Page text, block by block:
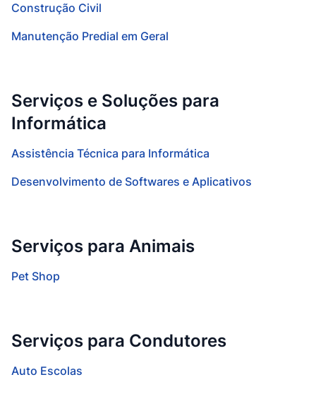
Construção Civil
Manutenção Predial em Geral
Serviços e Soluções para
Informática
Assistência Técnica para Informática
Desenvolvimento de Softwares e Aplicativos
Serviços para Animais
Pet Shop
Serviços para Condutores
Auto Escolas